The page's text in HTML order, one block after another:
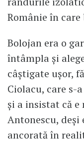
Românie în
Bolojan era o
întâmpla și
câștigate ușor,
Ciolacu, care s-
și a insistat că
Antonescu,
ancorată în